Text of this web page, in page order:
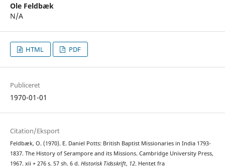
Ole Feldbæk
N/A
HTML PDF
Publiceret
1970-01-01
Citation/Eksport
Feldbæk, O. (1970). E. Daniel Potts: British Baptist Missionaries in India 1793-
1837. The History of Serampore and its Missions. Cambridge University Press,
1967. xii + 276 s. 57 sh. 6 d. Historisk Tidsskrift, 12. Hentet fra